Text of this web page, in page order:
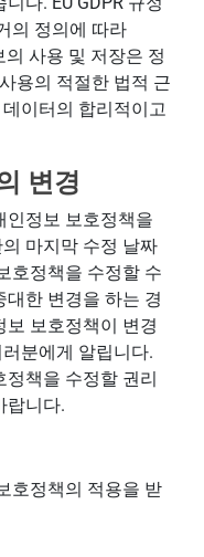
의 정의에 따라
사용 및 저장은 정
용의 적절한 법적 근
이터의 합리적이고
변경
인정보 보호정책을
마지막 수정 날짜
호정책을 수정할 수
한 변경을 하는 경
보호정책이 변경
분에게 알립니다.
책을 수정할 권리
랍니다.
호정책의 적용을 받